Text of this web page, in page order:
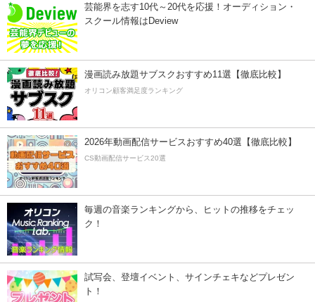
芸能界を志す10代～20代を応援！オーディション・
スクール情報はDeview
漫画読み放題サブスクおすすめ11選【徹底比較】
オリコン顧客満足度ランキング
2026年動画配信サービスおすすめ40選【徹底比較】
CS動画配信サービス20選
毎週の音楽ランキングから、ヒットの推移をチェッ
ク！
試写会、登壇イベント、サインチェキなどプレゼン
ト！